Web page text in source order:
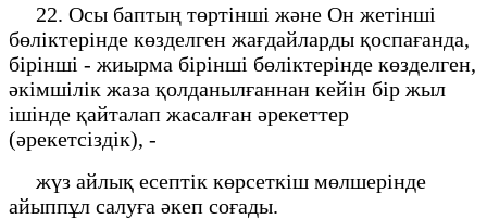
22. Осы баптың төртінші және Он жетінші
бөліктерінде көзделген жағдайларды қоспағанда,
бірінші - жиырма бірінші бөліктерінде көзделген,
әкімшілік жаза қолданылғаннан кейін бір жыл
ішінде қайталап жасалған әрекеттер
(әрекетсіздік), -
жүз айлық есептік көрсеткіш мөлшерінде
айыппұл салуға әкеп соғады.